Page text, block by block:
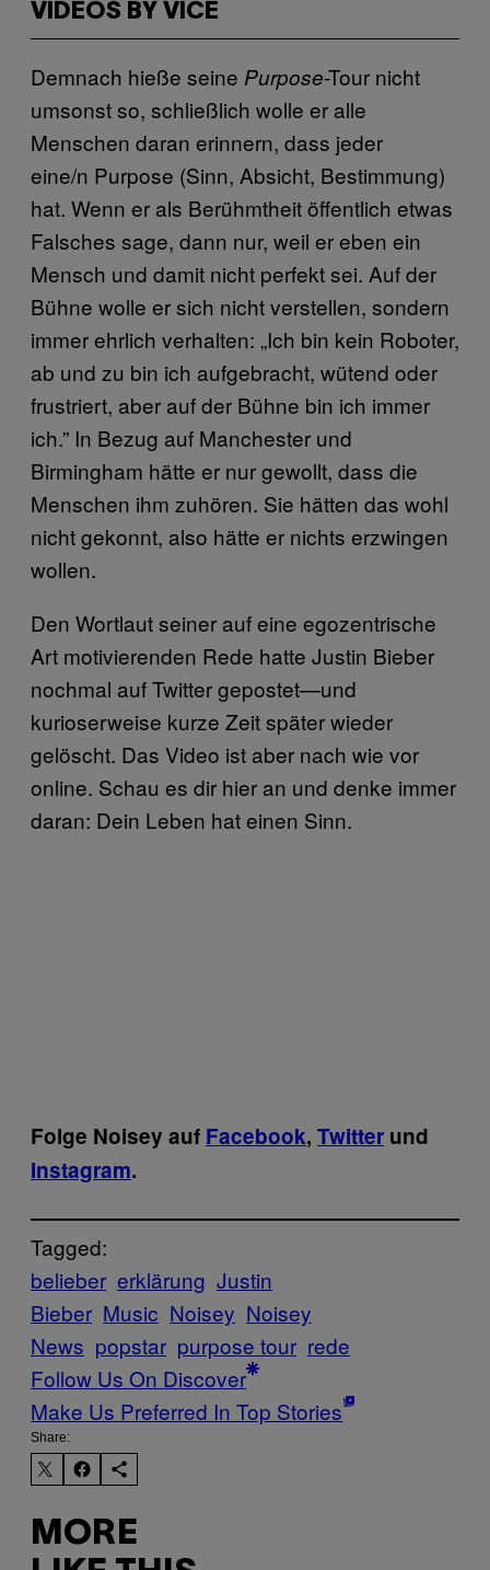
VIDEOS BY VICE
Demnach hieße seine Purpose-Tour nicht
umsonst so, schließlich wolle er alle
Menschen daran erinnern, dass jeder
eine/n Purpose (Sinn, Absicht, Bestimmung)
hat. Wenn er als Berühmtheit öffentlich etwas
Falsches sage, dann nur, weil er eben ein
Mensch und damit nicht perfekt sei. Auf der
Bühne wolle er sich nicht verstellen, sondern
immer ehrlich verhalten: „Ich bin kein Roboter,
ab und zu bin ich aufgebracht, wütend oder
frustriert, aber auf der Bühne bin ich immer
ich.” In Bezug auf Manchester und
Birmingham hätte er nur gewollt, dass die
Menschen ihm zuhören. Sie hätten das wohl
nicht gekonnt, also hätte er nichts erzwingen
wollen.
Den Wortlaut seiner auf eine egozentrische
Art motivierenden Rede hatte Justin Bieber
nochmal auf Twitter gepostet—und
kurioserweise kurze Zeit später wieder
gelöscht. Das Video ist aber nach wie vor
online. Schau es dir hier an und denke immer
daran: Dein Leben hat einen Sinn.
Folge Noisey auf Facebook, Twitter und
Instagram.
Tagged:
belieber erklärung Justin
Bieber Music Noisey Noisey
News popstar purpose tour rede
Follow Us On Discover
Make Us Preferred In Top Stories
Share:
MORE